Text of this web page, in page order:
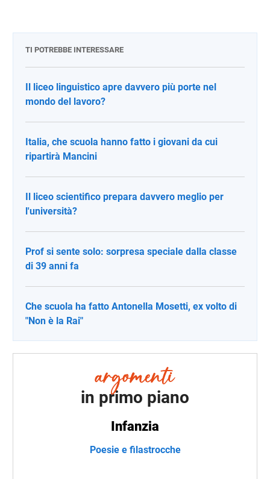
TI POTREBBE INTERESSARE
Il liceo linguistico apre davvero più porte nel
mondo del lavoro?
Italia, che scuola hanno fatto i giovani da cui
ripartirà Mancini
Il liceo scientifico prepara davvero meglio per
l'università?
Prof si sente solo: sorpresa speciale dalla classe
di 39 anni fa
Che scuola ha fatto Antonella Mosetti, ex volto di
"Non è la Rai"
in primo piano
Infanzia
Poesie e filastrocche